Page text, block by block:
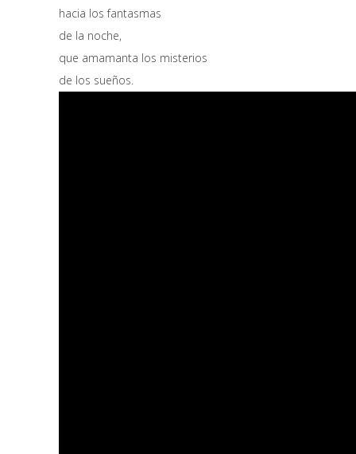
hacia los fantasmas
de la noche,
que amamanta los misterios
de los sueños.